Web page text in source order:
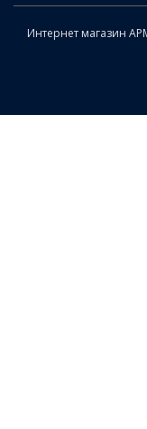
Интернет магазин